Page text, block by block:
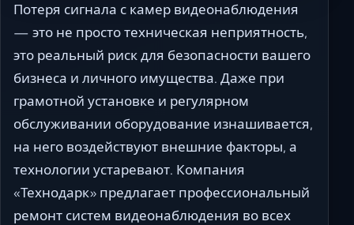
Потеря сигнала с камер видеонаблюдения
— это не просто техническая неприятность,
это реальный риск для безопасности вашего
бизнеса и личного имущества. Даже при
грамотной установке и регулярном
обслуживании оборудование изнашивается,
на него воздействуют внешние факторы, а
технологии устаревают. Компания
«Технодарк» предлагает профессиональный
ремонт систем видеонаблюдения во всех